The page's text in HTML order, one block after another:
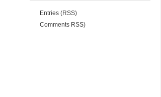
Entries (RSS)
Comments RSS)